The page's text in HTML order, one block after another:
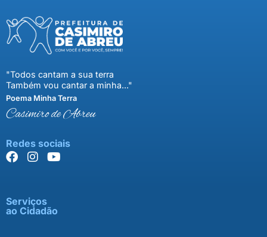
"Todos cantam a sua terra
Também vou cantar a minha..."
Poema Minha Terra
Casimiro de Abreu
Redes sociais
Serviços
ao Cidadão